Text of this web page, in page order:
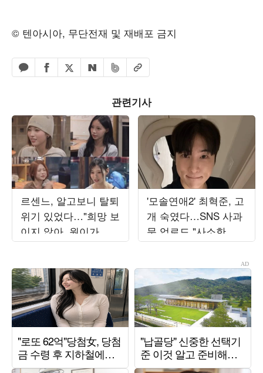
© 텐아시아, 무단전재 및 재배포 금지
카카오톡 공유하기
페이스북 공유하기
엑스 공유하기
네이버 공유하기
밴드 공유하기
URL복사
관련기사
르센느, 알고보니 탈퇴
위기 있었다…"희망 보
이지 않아, 원이가 부
모님 설득" ('전참시')
'모솔연애2' 최혁준, 고
개 숙였다…SNS 사과
문 업로드 "사소한 일
에도 예민하게 반응해"